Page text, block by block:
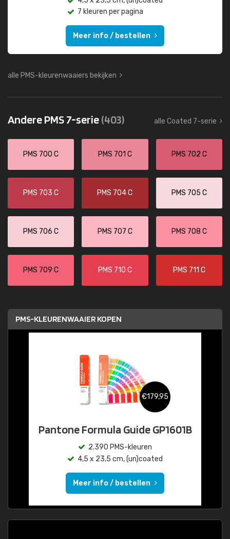
7 kleuren per pagina
Meer info / bestellen
alle PMS-kleurenwaaiers bekijken
Andere PMS 7-serie(403) alle Coated 7-serie
PMS 700 C PMS 701 C PMS 702 C
PMS 703 C PMS 704 C PMS 705 C
PMS 706 C PMS 707 C PMS 708 C
PMS 709 C PMS 710 C PMS 711 C
PMS-KLEURENWAAIER KOPEN
€179,95
Pantone Formula Guide GP1601B
2.390 PMS-kleuren
4,5 x 23,5 cm, (un)coated
Meer info / bestellen